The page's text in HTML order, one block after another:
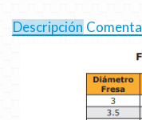
Descripción